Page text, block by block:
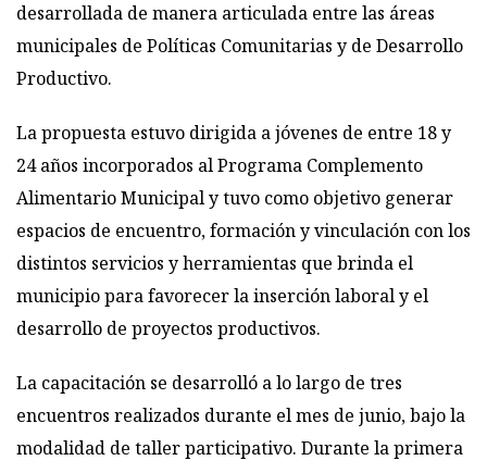
desarrollada de manera articulada entre las áreas
municipales de Políticas Comunitarias y de Desarrollo
Productivo.
La propuesta estuvo dirigida a jóvenes de entre 18 y
24 años incorporados al Programa Complemento
Alimentario Municipal y tuvo como objetivo generar
espacios de encuentro, formación y vinculación con los
distintos servicios y herramientas que brinda el
municipio para favorecer la inserción laboral y el
desarrollo de proyectos productivos.
La capacitación se desarrolló a lo largo de tres
encuentros realizados durante el mes de junio, bajo la
modalidad de taller participativo. Durante la primera